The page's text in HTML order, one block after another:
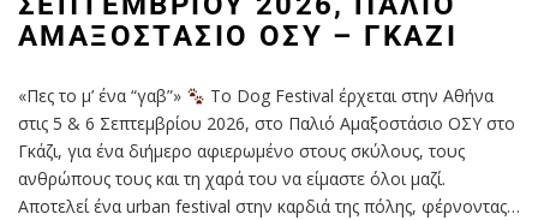
ΑΜΑΞΟΣΤΆΣΙΟ ΟΣΥ – ΓΚΆΖΙ
«Πες το μ’ ένα “γαβ”»
Το Dog Festival έρχεται στην Αθήνα
στις 5 & 6 Σεπτεμβρίου 2026, στο Παλιό Αμαξοστάσιο ΟΣΥ στο
Γκάζι, για ένα διήμερο αφιερωμένο στους σκύλους, τους
ανθρώπους τους και τη χαρά του να είμαστε όλοι μαζί.
Αποτελεί ένα urban festival στην καρδιά της πόλης, φέρνοντας…